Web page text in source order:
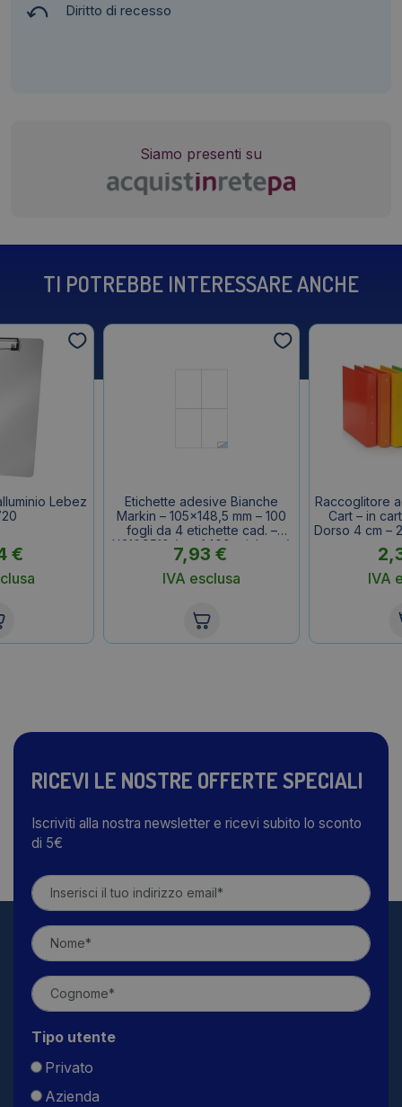
Diritto di recesso
Siamo presenti su
TI POTREBBE INTERESSARE ANCHE
Lebez
€
Etichette adesive Bianche
Markin – 105×148,5 mm – 100
fogli da 4 etichette cad. –
X210C519 (conf.400 etichette)
7,93 €
IVA esclusa
Raccoglitore
Cart – in
Dorso 4 cm –
IVA
RICEVI LE NOSTRE OFFERTE SPECIALI
Iscriviti alla nostra newsletter e ricevi subito lo sconto
di 5€
Tipo utente
Privato
Azienda